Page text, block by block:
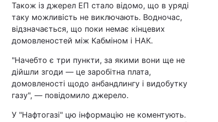
Також із джерел ЕП стало відомо, що в уряді
таку можливість не виключають. Водночас,
відзначається, що поки немає кінцевих
домовленостей між Кабміном і НАК.
"Начебто є три пункти, за якими вони ще не
дійшли згоди — це заробітна плата,
домовленості щодо анбандлингу і видобутку
газу", — повідомило джерело.
У "Нафтогазі" цю інформацію не коментують.